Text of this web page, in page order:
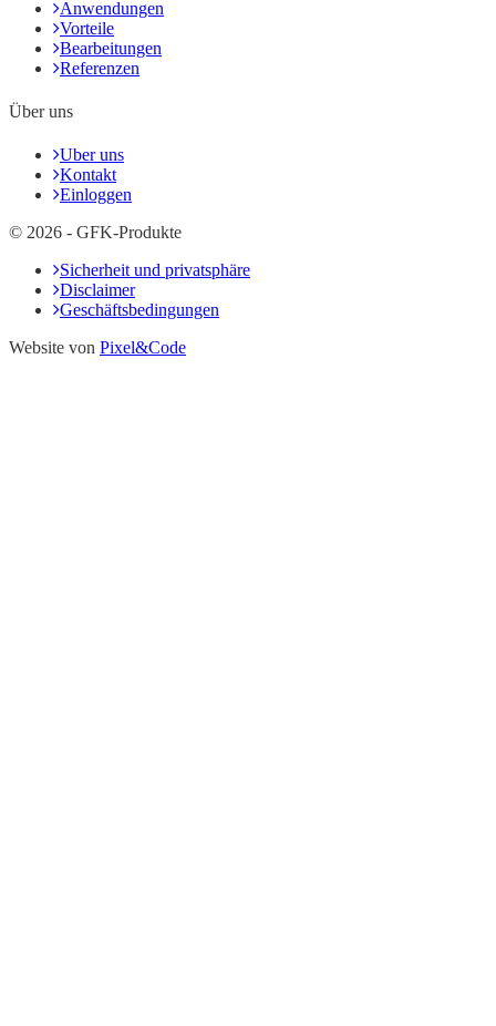
Anwendungen
Vorteile
Bearbeitungen
Referenzen
Über uns
Uber uns
Kontakt
Einloggen
© 2026 - GFK-Produkte
Sicherheit und privatsphäre
Disclaimer
Geschäftsbedingungen
Website von Pixel&Code